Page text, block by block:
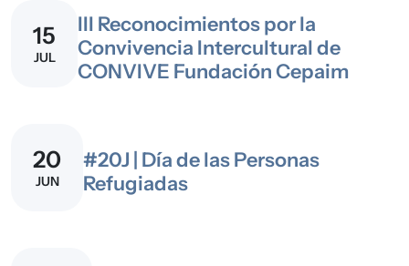
15
JUL
III Reconocimientos por la
Convivencia Intercultural de
CONVIVE Fundación Cepaim
20
JUN
#20J | Día de las Personas
Refugiadas